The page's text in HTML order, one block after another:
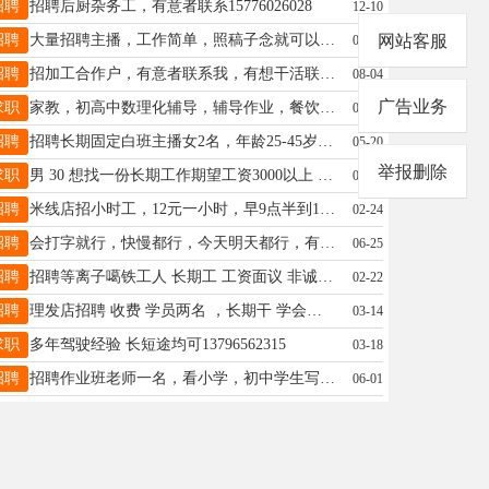
聘 招聘后厨杂务工，有意者联系15776026028 12-10
聘 大量招聘主播，工作简单，照稿子念就可以，年龄18-45岁，白班20/小时，晚班27/小时，下播就结账，兼职全职均可，地址北三路一小学斜对面，15846680266微信同步 07-29
聘 招加工合作户，有意者联系我，有想干活联系我，地址望奎县里，工资一天一开支，13185775432 08-04
职 家教，初高中数理化辅导，辅导作业，餐饮，茶饮都可以，20岁女，可微信联系15765798779 01-19
聘 招聘长期固定白班主播女2名，年龄25-45岁，形象好口才好，控场能力强。有经验者优先。有固定小时工资，有销量提成。赚钱加倍。 有意者联系18724375777 05-20
职 男 30 想找一份长期工作期望工资3000以上 有意者联系15590933370 06-06
聘 米线店招小时工，12元一小时，早9点半到1点半，晚4点半到7点半，电话15045545958 02-24
聘 会打字就行，快慢都行，今天明天都行，有干的联系15636540732 06-25
聘 招聘等离子噶铁工人 长期工 工资面议 非诚勿扰 联系电话18604552715 02-22
聘 理发店招聘 收费 学员两名 ，长期干 学会为止。供两顿饭，非诚勿扰 15214524502 03-14
职 多年驾驶经验 长短途均可13796562315 03-18
聘 招聘作业班老师一名，看小学，初中学生写作业，要求有经验，干过的，无经验的勿扰！电话18045589932 06-01
网站客服
广告业务
举报删除